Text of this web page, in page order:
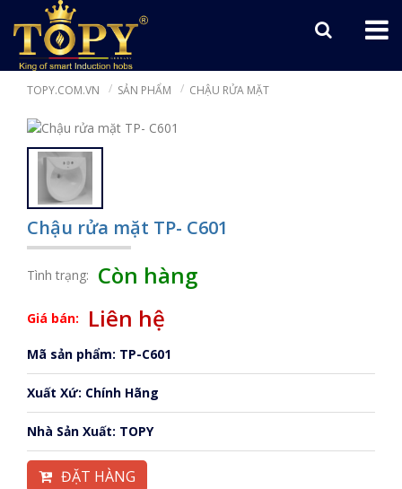
TOPY.COM.VN SẢN PHẨM CHẬU RỬA MẶT
Chậu rửa mặt TP- C601
Tình trạng: Còn hàng
Giá bán: Liên hệ
Mã sản phẩm: TP-C601
Xuất Xứ: Chính Hãng
Nhà Sản Xuất: TOPY
ĐẶT HÀNG